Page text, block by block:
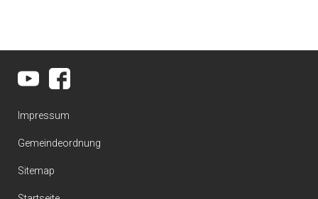
Impressum
Gemeindeordnung
Sitemap